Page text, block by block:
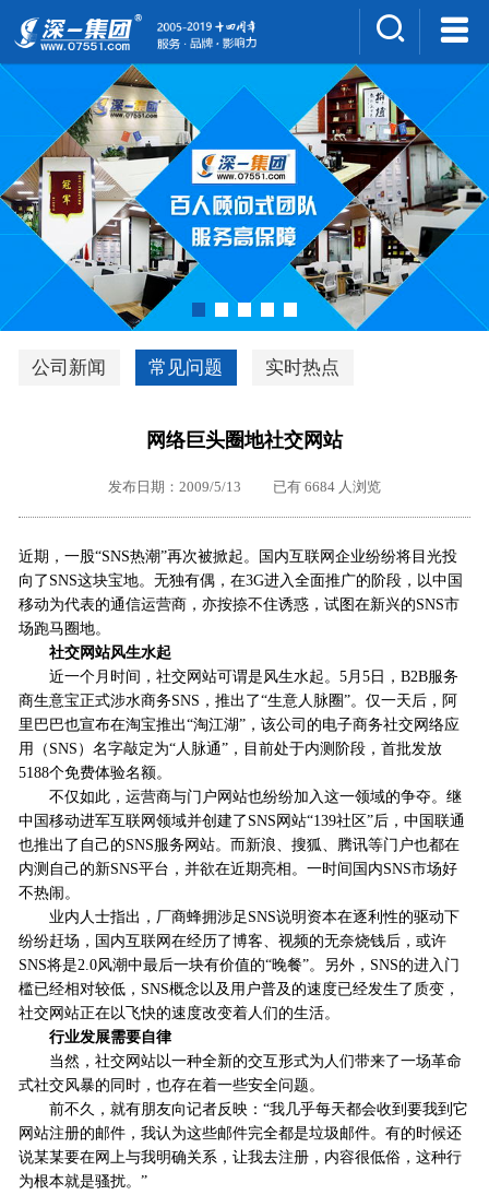
集团介绍
人才招聘
案例展示
新闻中心
深一风采
联系我们
深优通系统V3.0
深一集团优势
外地客户专栏
工单提交
公司新闻 常见问题 实时热点
网络巨头圈地社交网站
发布日期：2009/5/13 已有 6684 人浏览
近期，一股“SNS热潮”再次被掀起。国内互联网企业纷纷将目光投
向了SNS这块宝地。无独有偶，在3G进入全面推广的阶段，以中国
移动为代表的通信运营商，亦按捺不住诱惑，试图在新兴的SNS市
场跑马圈地。
社交网站风生水起
近一个月时间，社交网站可谓是风生水起。5月5日，B2B服务
商生意宝正式涉水商务SNS，推出了“生意人脉圈”。仅一天后，阿
里巴巴也宣布在淘宝推出“淘江湖”，该公司的电子商务社交网络应
用（SNS）名字敲定为“人脉通”，目前处于内测阶段，首批发放
5188个免费体验名额。
不仅如此，运营商与门户网站也纷纷加入这一领域的争夺。继
中国移动进军互联网领域并创建了SNS网站“139社区”后，中国联通
也推出了自己的SNS服务网站。而新浪、搜狐、腾讯等门户也都在
内测自己的新SNS平台，并欲在近期亮相。一时间国内SNS市场好
不热闹。
业内人士指出，厂商蜂拥涉足SNS说明资本在逐利性的驱动下
纷纷赶场，国内互联网在经历了博客、视频的无奈烧钱后，或许
SNS将是2.0风潮中最后一块有价值的“晚餐”。另外，SNS的进入门
槛已经相对较低，SNS概念以及用户普及的速度已经发生了质变，
社交网站正在以飞快的速度改变着人们的生活。
行业发展需要自律
当然，社交网站以一种全新的交互形式为人们带来了一场革命
式社交风暴的同时，也存在着一些安全问题。
前不久，就有朋友向记者反映：“我几乎每天都会收到要我到它
网站注册的邮件，我认为这些邮件完全都是垃圾邮件。有的时候还
说某某要在网上与我明确关系，让我去注册，内容很低俗，这种行
为根本就是骚扰。”